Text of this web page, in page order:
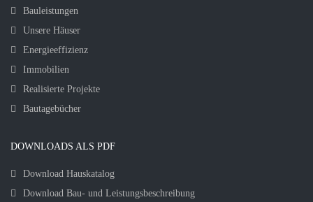
Bauleistungen
Unsere Häuser
Energieeffizienz
Immobilien
Realisierte Projekte
Bautagebücher
DOWNLOADS ALS PDF
Download Hauskatalog
Download Bau- und Leistungsbeschreibung